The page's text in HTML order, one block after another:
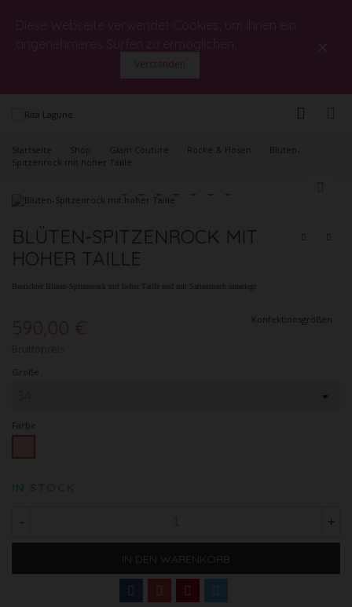
Diese Webseite verwendet Cookies, um Ihnen ein
angenehmeres Surfen zu ermöglichen.
Verstanden
×
Startseite Shop Glam Couture Röcke & Hosen
Blüten-
Spitzenrock mit hoher Taille
BLÜTEN-SPITZENROCK MIT
HOHER TAILLE
Bestickter Blüten-Spitzenrock mit hoher Taille und mit Satinstretch unterlegt
590,00 € Konfektionsgrößen
Größe
Farbe
IN STOCK
- +
IN DEN WARENKORB